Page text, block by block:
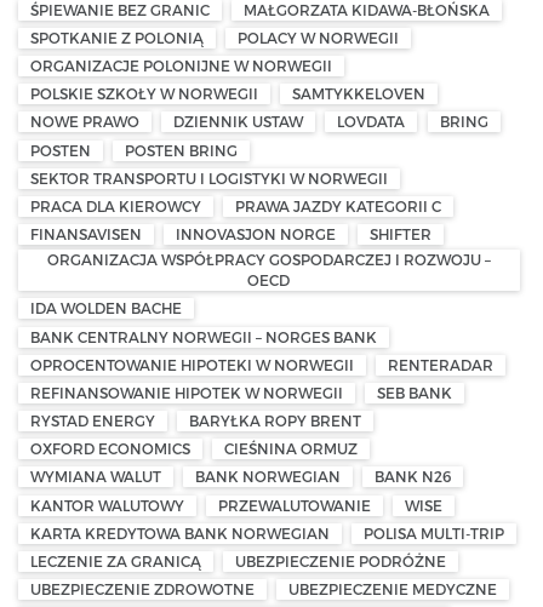
ŚPIEWANIE BEZ GRANIC
MAŁGORZATA KIDAWA-BŁOŃSKA
SPOTKANIE Z POLONIĄ
POLACY W NORWEGII
ORGANIZACJE POLONIJNE W NORWEGII
POLSKIE SZKOŁY W NORWEGII
SAMTYKKELOVEN
NOWE PRAWO
DZIENNIK USTAW LOVDATA
BRING
POSTEN
POSTEN BRING
SEKTOR TRANSPORTU I LOGISTYKI W NORWEGII
PRACA DLA KIEROWCY
PRAWA JAZDY KATEGORII C
FINANSAVISEN
INNOVASJON NORGE
SHIFTER
ORGANIZACJA WSPÓŁPRACY GOSPODARCZEJ I ROZWOJU –
OECD
IDA WOLDEN BACHE
BANK CENTRALNY NORWEGII – NORGES BANK
OPROCENTOWANIE HIPOTEKI W NORWEGII
RENTERADAR
REFINANSOWANIE HIPOTEK W NORWEGII
SEB BANK
RYSTAD ENERGY
BARYŁKA ROPY BRENT
OXFORD ECONOMICS
CIEŚNINA ORMUZ
WYMIANA WALUT
BANK NORWEGIAN
BANK N26
KANTOR WALUTOWY
PRZEWALUTOWANIE
WISE
KARTA KREDYTOWA BANK NORWEGIAN
POLISA MULTI-TRIP
LECZENIE ZA GRANICĄ
UBEZPIECZENIE PODRÓŻNE
UBEZPIECZENIE ZDROWOTNE
UBEZPIECZENIE MEDYCZNE